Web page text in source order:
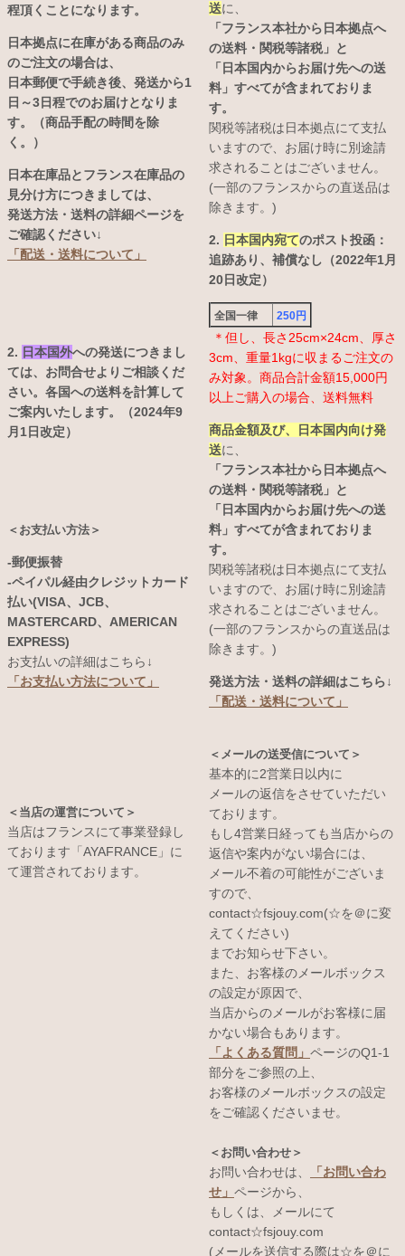
程頂くことになります。
日本拠点に在庫がある商品のみ
のご注文の場合は、
日本郵便で手続き後、発送から1
日～3日程でのお届けとなりま
す。（商品手配の時間を除
く。）
日本在庫品とフランス在庫品の
見分け方につきましては、
発送方法・送料の詳細ページを
ご確認ください↓
「配送・送料について」
2. 日本国外への発送につきまし
ては、お問合せよりご相談くだ
さい。各国への送料を計算して
ご案内いたします。（2024年9
月1日改定）
＜お支払い方法＞
-郵便振替
-ペイパル経由クレジットカード
払い(VISA、JCB、
MASTERCARD、AMERICAN
EXPRESS)
お支払いの詳細はこちら↓
「お支払い方法について」
＜当店の運営について＞
当店はフランスにて事業登録し
ております「AYAFRANCE」に
て運営されております。
送に、
「フランス本社から日本拠点へ
の送料・関税等諸税」と
「日本国内からお届け先への送
料」すべてが含まれておりま
す。
関税等諸税は日本拠点にて支払
いますので、お届け時に別途請
求されることはございません。
(一部のフランスからの直送品は
除きます。)
2. 日本国内宛てのポスト投函：
追跡あり、補償なし（2022年1月
20日改定）
全国一律 250円
＊但し、長さ25cm×24cm、厚さ
3cm、重量1kgに収まるご注文の
み対象。商品合計金額15,000円
以上ご購入の場合、送料無料
商品金額及び、日本国内向け発
送に、
「フランス本社から日本拠点へ
の送料・関税等諸税」と
「日本国内からお届け先への送
料」すべてが含まれておりま
す。
関税等諸税は日本拠点にて支払
いますので、お届け時に別途請
求されることはございません。
(一部のフランスからの直送品は
除きます。)
発送方法・送料の詳細はこちら↓
「配送・送料について」
＜メールの送受信について＞
基本的に2営業日以内に
メールの返信をさせていただい
ております。
もし4営業日経っても当店からの
返信や案内がない場合には、
メール不着の可能性がございま
すので、
contact☆fsjouy.com(☆を＠に変
えてください)
までお知らせ下さい。
また、お客様のメールボックス
の設定が原因で、
当店からのメールがお客様に届
かない場合もあります。
「よくある質問」 ページのQ1-1
部分をご参照の上、
お客様のメールボックスの設定
をご確認くださいませ。
＜お問い合わせ＞
お問い合わせは、
「お問い合わ
せ」 ページから、
もしくは、メールにて
contact☆fsjouy.com
(メールを送信する際は☆を＠に